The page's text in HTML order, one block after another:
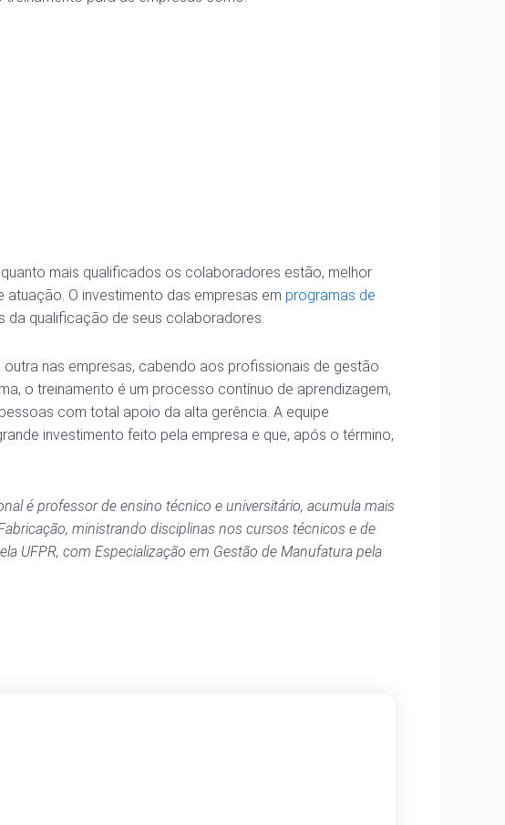
mais qualificados os colaboradores estão, melhor
O investimento das empresas em programas de
qualificação de seus colaboradores.
nas empresas, cabendo aos profissionais de gestão
o treinamento é um processo contínuo de aprendizagem,
com total apoio da alta gerência. A equipe
investimento feito pela empresa e que, após o término,
é professor de ensino técnico e universitário, acumula mais
ministrando disciplinas nos cursos técnicos e de
UFPR, com Especialização em Gestão de Manufatura pela